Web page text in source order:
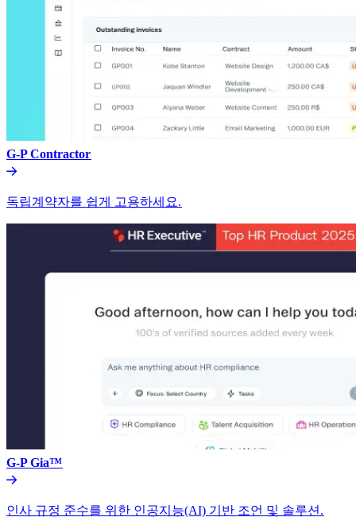
G-P Contractor​​
독립계약자를 쉽게 고용하세요.​​
G-P Gia™​​
인사 규정 준수를 위한 인공지능(AI) 기반 조언 및 솔루션.​​